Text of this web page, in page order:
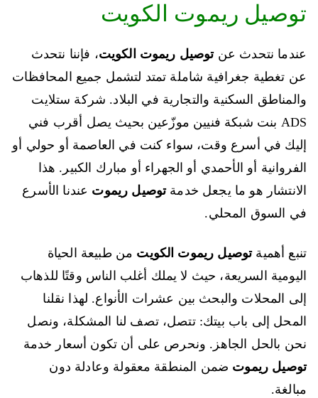
توصيل ريموت الكويت
عندما نتحدث عنتوصيل ريموت الكويت، فإننا نتحدث
عن تغطية جغرافية شاملة تمتد لتشمل جميع المحافظات
والمناطق السكنية والتجارية في البلاد. شركة ستلايت
ADS بنت شبكة فنيين موزّعين بحيث يصل أقرب فني
إليك في أسرع وقت، سواء كنت في العاصمة أو حولي أو
الفروانية أو الأحمدي أو الجهراء أو مبارك الكبير. هذا
الانتشار هو ما يجعل خدمةتوصيل ريموت عندنا الأسرع
في السوق المحلي.
تنبع أهميةتوصيل ريموت الكويت من طبيعة الحياة
اليومية السريعة، حيث لا يملك أغلب الناس وقتًا للذهاب
إلى المحلات والبحث بين عشرات الأنواع. لهذا نقلنا
المحل إلى باب بيتك: تتصل، تصف لنا المشكلة، ونصل
نحن بالحل الجاهز. ونحرص على أن تكون أسعار خدمة
توصيل ريموت ضمن المنطقة معقولة وعادلة دون
مبالغة.